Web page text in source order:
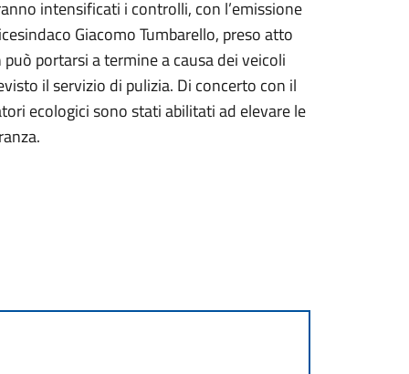
intensificati i controlli, con l’emissione
Giacomo Tumbarello, preso atto
portarsi a termine a causa dei veicoli
il servizio di pulizia. Di concerto con il
ecologici sono stati abilitati ad elevare le